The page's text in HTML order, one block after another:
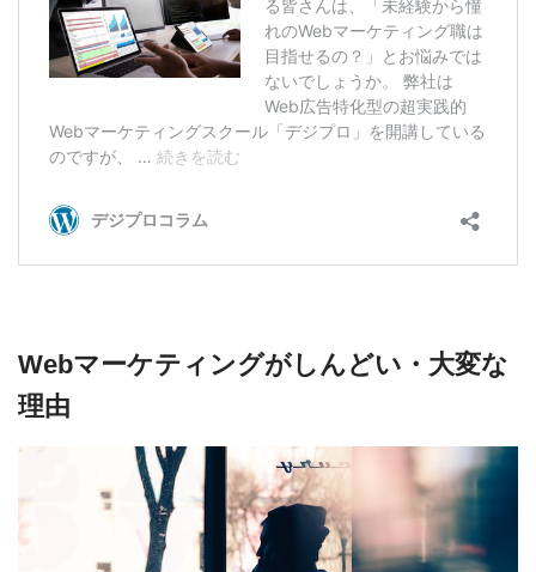
Webマーケティングがしんどい・大変な
理由